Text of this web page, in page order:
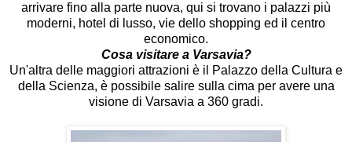
arrivare fino alla parte nuova, qui si trovano i palazzi più
moderni, hotel di lusso, vie dello shopping ed il centro
economico.
Cosa visitare a Varsavia?
Un'altra delle maggiori attrazioni è il Palazzo della Cultura e
della Scienza, è possibile salire sulla cima per avere una
visione di Varsavia a 360 gradi.